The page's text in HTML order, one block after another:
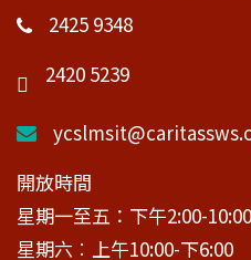
2425 9348
2420 5239
開放時間
星期一至五：下午2:00-10:00
星期六︰上午10:00-下6:00